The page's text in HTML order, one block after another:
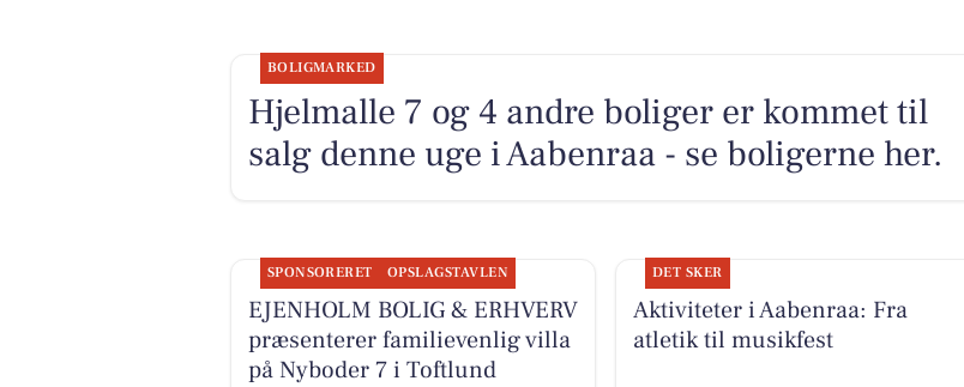
BOLIGMARKED
Hjelmalle 7 og 4 andre boliger er kommet til
salg denne uge i Aabenraa - se boligerne her.
SPONSORERET OPSLAGSTAVLEN
EJENHOLM BOLIG & ERHVERV
præsenterer familievenlig villa
på Nyboder 7 i Toftlund
DET SKER
Aktiviteter i Aabenraa: Fra
atletik til musikfest